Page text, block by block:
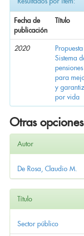
Fecha de
publicación
Título
2020
Sistema
para
y
por vida
Otras
Autor
De Rosa, Claudio M.
Título
Sector público